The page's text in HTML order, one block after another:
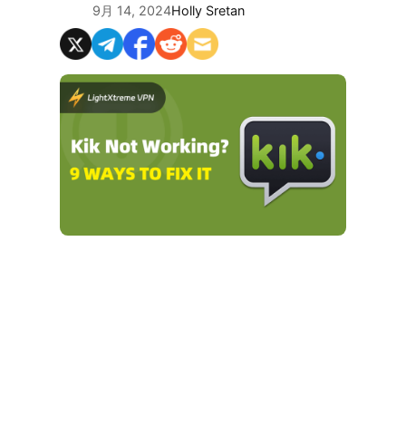
9月 14, 2024Holly Sretan